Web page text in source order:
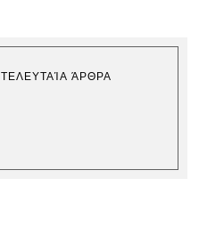
ΤΕΛΕΥΤΑΊΑ ΆΡΘΡΑ